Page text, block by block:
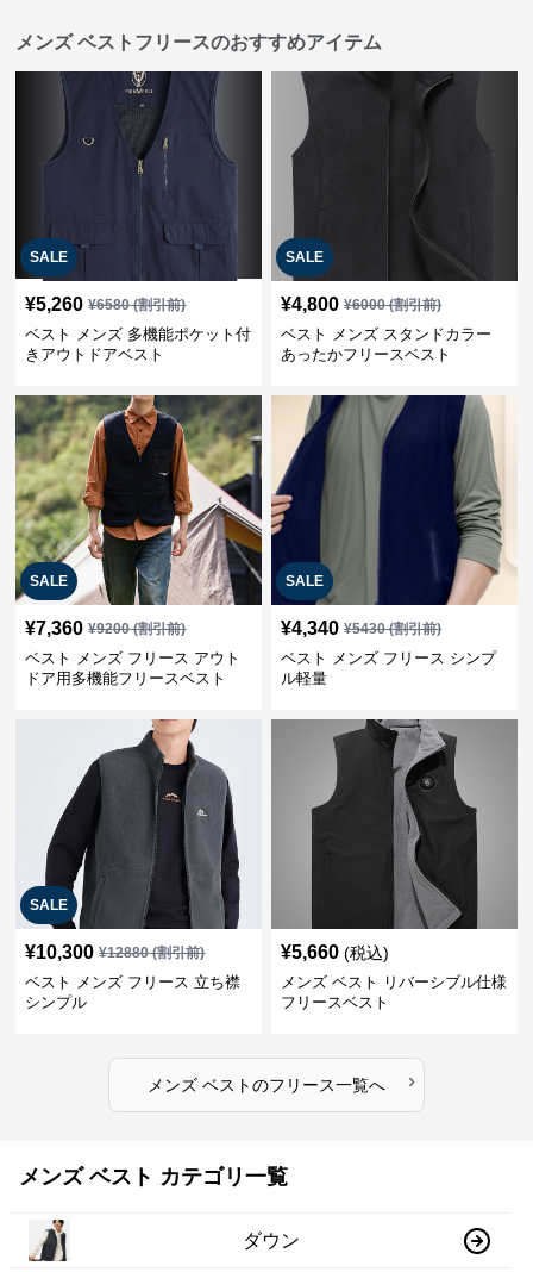
メンズ ベストフリースのおすすめアイテム
SALE
¥5,260 ¥6580(割引前)
ベスト メンズ 多機能ポケット付
きアウトドアベスト
SALE
¥4,800 ¥6000(割引前)
ベスト メンズ スタンドカラー
あったかフリースベスト
SALE
¥7,360 ¥9200(割引前)
ベスト メンズ フリース アウト
ドア用多機能フリースベスト
SALE
¥4,340 ¥5430(割引前)
ベスト メンズ フリース シンプ
ル軽量
SALE
¥10,300 ¥12880(割引前)
ベスト メンズ フリース 立ち襟
シンプル
¥5,660 (税込)
メンズ ベスト リバーシブル仕様
フリースベスト
メンズ ベストのフリース一覧へ ›
メンズ ベスト カテゴリ一覧
ダウン